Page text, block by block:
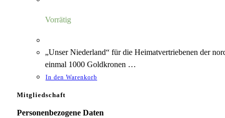
Vorrätig
„Unser Niederland“ für die Heimatvertriebenen der
einmal 1000 Goldkronen …
In den Warenkorb
Mitgliedschaft
Personenbezogene Daten